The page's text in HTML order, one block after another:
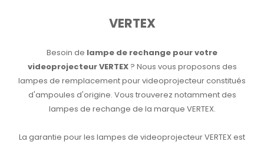
VERTEX
Besoin de lampe de rechange pour votre
videoprojecteur VERTEX? Nous vous proposons des
lampes de remplacement pour videoprojecteur constitués
d'ampoules d'origine. Vous trouverez notamment des
lampes de rechange de la marque VERTEX.
La garantie pour les lampes de videoprojecteur VERTEX est